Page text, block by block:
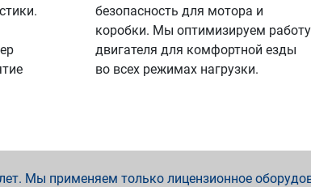
безопасность для мотора и
коробки. Мы оптимизируем работу
двигателя для комфортной езды
во всех режимах нагрузки.
Мы применяем только лицензионное